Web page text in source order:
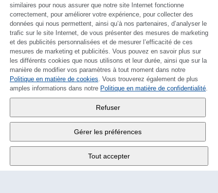
DEUTSCH
Fabrikstrasse 10, 3176 Neuenegg
Lu - Ve 9:00 - 12:00 h
Tél. +4131 377 21 11
similaires pour nous assurer que notre site Internet fonctionne
correctement, pour améliorer votre expérience, pour collecter des
données qui nous permettent, ainsi qu’à nos partenaires, d’analyser le
trafic sur le site Internet, de vous présenter des mesures de marketing
et des publicités personnalisées et de mesurer l’efficacité de ces
mesures de marketing et publicités. Vous pouvez en savoir plus sur
les différents cookies que nous utilisons et leur durée, ainsi que sur la
manière de modifier vos paramètres à tout moment dans notre
Politique en matière de cookies. Vous trouverez également de plus
amples informations dans notre Politique en matière de confidentialité.
Refuser
Gérer les préférences
Tout accepter